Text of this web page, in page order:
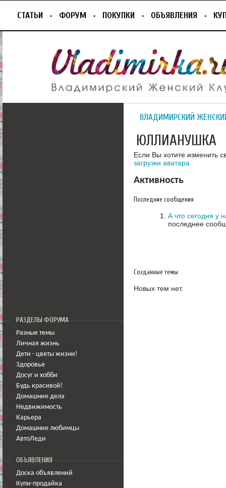
СТАТЬИ ФОРУМ ПОКУПКИ ОБЪЯВЛЕНИЯ
РАЗДЕЛЫ ФОРУМА
Разные темы
Личная жизнь
Дети - цветы жизни!
Здоровье
Досуг и хобби
Будь красивой!
Домашние дела
Недвижимость
Карьера
Домашние любимцы
АвтоЛеди
ОБЪЯВЛЕНИЯ
Доска объявлений
Купи-продайка
ВЛАДИМИРСКИЙ
ЮЛЛИАНУШКА
Если Вы хотите изменить
загрузки аватара
Активность
Последние сообщения
А что сегодня у
последнее
Созданные темы
Новых тем нет.